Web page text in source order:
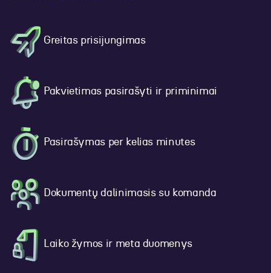
Greitas prisijungimas
Pakvietimas pasirašyti ir priminimai
Pasirašymas per kelias minutes
Dokumentų dalinimasis su komanda
Laiko žymos ir meta duomenys